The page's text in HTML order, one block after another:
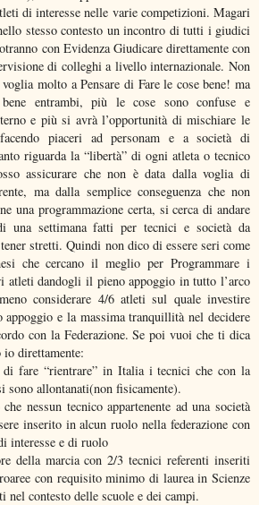
di interesse nelle varie competizioni. Magari
stesso contesto un incontro di tutti i giudici
con Evidenza Giudicare direttamente con
di colleghi a livello internazionale. Non
molto a Pensare di Fare le cose bene! ma
bene entrambi, più le cose sono confuse e
e più si avrà l’opportunità di mischiare le
piaceri ad personam e a società di
riguarda la “libertà” di ogni atleta o tecnico
assicurare che non è data dalla voglia di
ma dalla semplice conseguenza che non
una programmazione certa, si cerca di andare
una settimana fatti per tecnici e società da
tener stretti. Quindi non dico di essere seri come
che cercano il meglio per Programmare i
atleti dandogli il pieno appoggio in tutto l’arco
considerare 4/6 atleti sul quale investire
appoggio e la massima tranquillità nel decidere
con la Federazione. Se poi vuoi che ti dica
io direttamente:
fare “rientrare” in Italia i tecnici che con la
sono allontanati(non fisicamente).
nessun tecnico appartenente ad una società
inserito in alcun ruolo nella federazione con
interesse e di ruolo
della marcia con 2/3 tecnici referenti inseriti
con requisito minimo di laurea in Scienze
nel contesto delle scuole e dei campi.